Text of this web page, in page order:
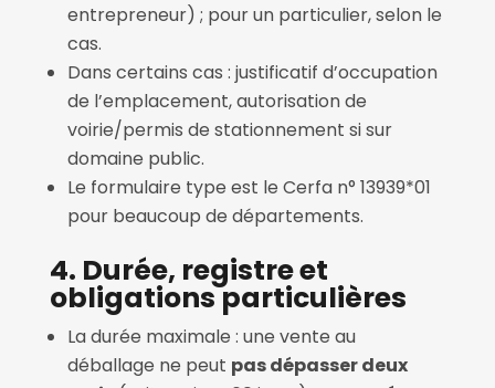
entrepreneur) ; pour un particulier, selon le
cas.
Dans certains cas : justificatif d’occupation
de l’emplacement, autorisation de
voirie/permis de stationnement si sur
domaine public.
Le formulaire type est le Cerfa n° 13939*01
pour beaucoup de départements.
4. Durée, registre et
obligations particulières
La durée maximale : une vente au
déballage ne peut pas dépasser deux